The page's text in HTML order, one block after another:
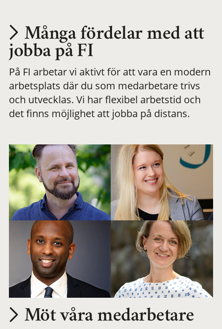
Utvecklas på en
meningsfull och
flexibel
Många fördelar med att
jobba på FI
På FI arbetar vi aktivt för att vara en modern
arbetsplats där du som medarbetare trivs
och utvecklas. Vi har flexibel arbetstid och
det finns möjlighet att jobba på distans.
Möt våra medarbetare